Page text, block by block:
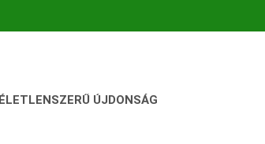
ÚJDONSÁG